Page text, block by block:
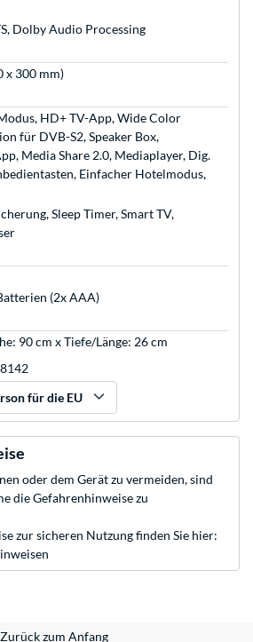
Dolby Audio Processing
x 300 mm)
HD+ TV-App, Wide Color
für DVB-S2, Speaker Box,
Media Share 2.0, Mediaplayer, Dig.
Einfacher Hotelmodus,
Sleep Timer, Smart TV,
(2x AAA)
90 cm x Tiefe/Länge: 26 cm
für die EU
oder dem Gerät zu vermeiden, sind
die Gefahrenhinweise zu
zur sicheren Nutzung finden Sie hier:
Zurück zum Anfang